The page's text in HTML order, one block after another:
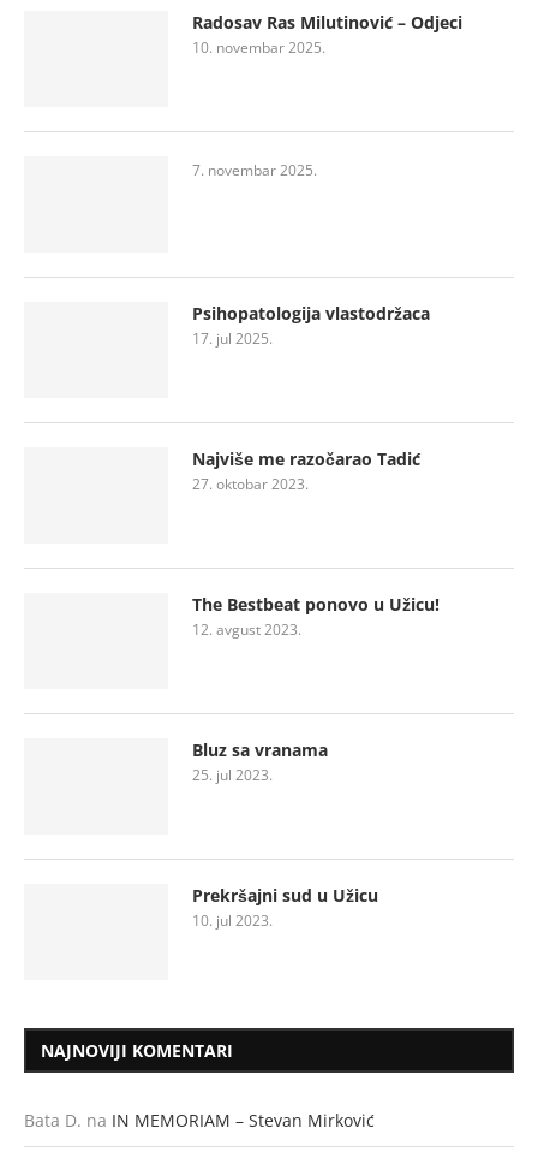
Radosav Ras Milutinović – Odjeci
10. novembar 2025.
7. novembar 2025.
Psihopatologija vlastodržaca
17. jul 2025.
Najviše me razočarao Tadić
27. oktobar 2023.
The Bestbeat ponovo u Užicu!
12. avgust 2023.
Bluz sa vranama
25. jul 2023.
Prekršajni sud u Užicu
10. jul 2023.
NAJNOVIJI KOMENTARI
Bata D. na IN MEMORIAM – Stevan Mirković